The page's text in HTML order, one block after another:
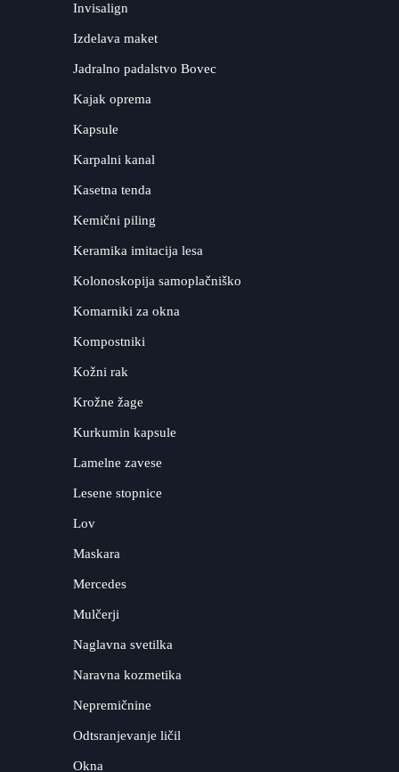
Invisalign
Izdelava maket
Jadralno padalstvo Bovec
Kajak oprema
Kapsule
Karpalni kanal
Kasetna tenda
Kemični piling
Keramika imitacija lesa
Kolonoskopija samoplačniško
Komarniki za okna
Kompostniki
Kožni rak
Krožne žage
Kurkumin kapsule
Lamelne zavese
Lesene stopnice
Lov
Maskara
Mercedes
Mulčerji
Naglavna svetilka
Naravna kozmetika
Nepremičnine
Odtsranjevanje ličil
Okna